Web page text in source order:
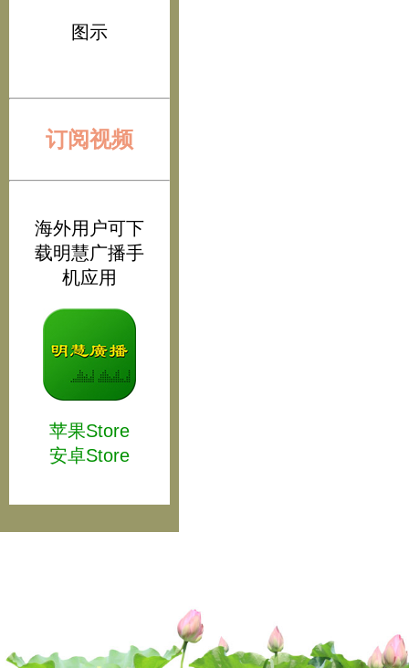
图示
订阅视频
海外用户可下
载明慧广播手
机应用
苹果Store
安卓Store